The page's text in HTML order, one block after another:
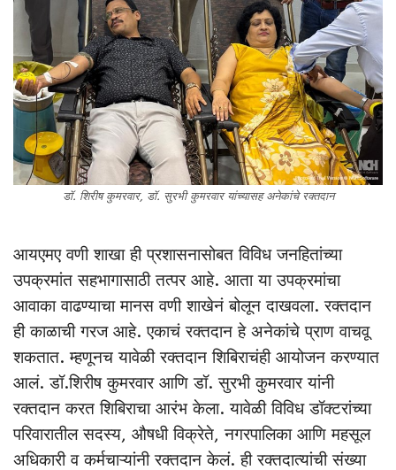
डॉ. शिरीष कुमरवार, डॉ. सुरभी कुमरवार यांच्यासह अनेकांचे रक्तदान
आयएमए वणी शाखा ही प्रशासनासोबत विविध जनहितांच्या
उपक्रमांत सहभागासाठी तत्पर आहे. आता या उपक्रमांचा
आवाका वाढण्याचा मानस वणी शाखेनं बोलून दाखवला. रक्तदान
ही काळाची गरज आहे. एकाचं रक्तदान हे अनेकांचे प्राण वाचवू
शकतात. म्हणूनच यावेळी रक्तदान शिबिराचंही आयोजन करण्यात
आलं. डॉ.शिरीष कुमरवार आणि डॉ. सुरभी कुमरवार यांनी
रक्तदान करत शिबिराचा आरंभ केला. यावेळी विविध डॉक्टरांच्या
परिवारातील सदस्य, औषधी विक्रेते, नगरपालिका आणि महसूल
अधिकारी व कर्मचाऱ्यांनी रक्तदान केलं. ही रक्तदात्यांची संख्या